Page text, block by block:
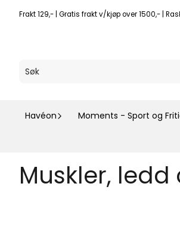
Hopp til innhold
Frakt 129,- | Gratis frakt v/kjøp over 1500,- |
Havéon Moments - Sport og
Muskler,